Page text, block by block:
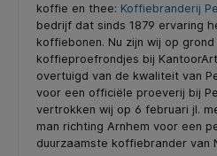
koffie en thee: Koffiebranderij
bedrijf dat sinds 1879 ervaring
koffiebonen. Nu zijn wij op
koffieproefrondjes bij
overtuigd van de kwaliteit van
voor een officiële proeverij bij
vertrokken wij op 6 februari jl.
man richting Arnhem voor een
duurzaamste koffiebrander van